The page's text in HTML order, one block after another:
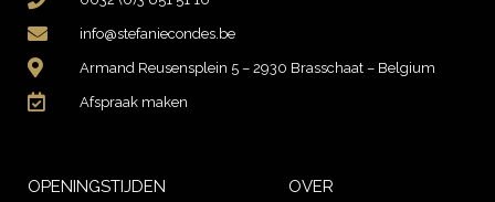
info@stefaniecondes.be
Armand Reusensplein 5 – 2930 Brasschaat – Belgium
Afspraak maken
OPENINGSTIJDEN OVER